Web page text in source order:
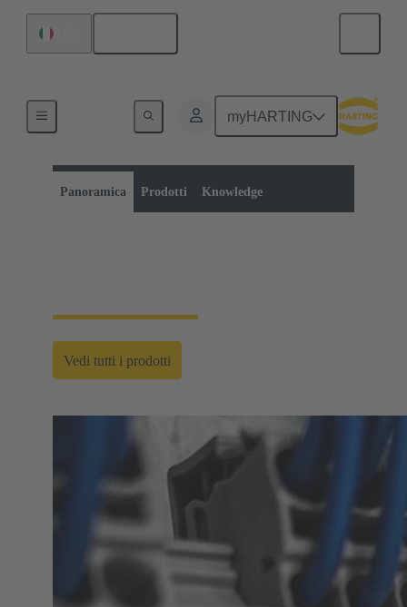
myHARTING
Panoramica Prodotti Knowledge
Connettori da PCB
Vedi tutti i prodotti